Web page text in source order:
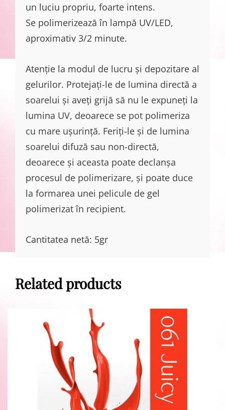
un luciu propriu, foarte intens.
Se polimerizează în lampă UV/LED,
aproximativ 3/2 minute.
Atenție la modul de lucru și depozitare al
gelurilor. Protejați-le de lumina directă a
soarelui și aveți grijă să nu le expuneți la
lumina UV, deoarece se pot polimeriza
cu mare ușurință. Feriți-le și de lumina
soarelui difuză sau non-directă,
deoarece și aceasta poate declanșa
procesul de polimerizare, și poate duce
la formarea unei pelicule de gel
polimerizat în recipient.
Cantitatea netă: 5gr
Related products